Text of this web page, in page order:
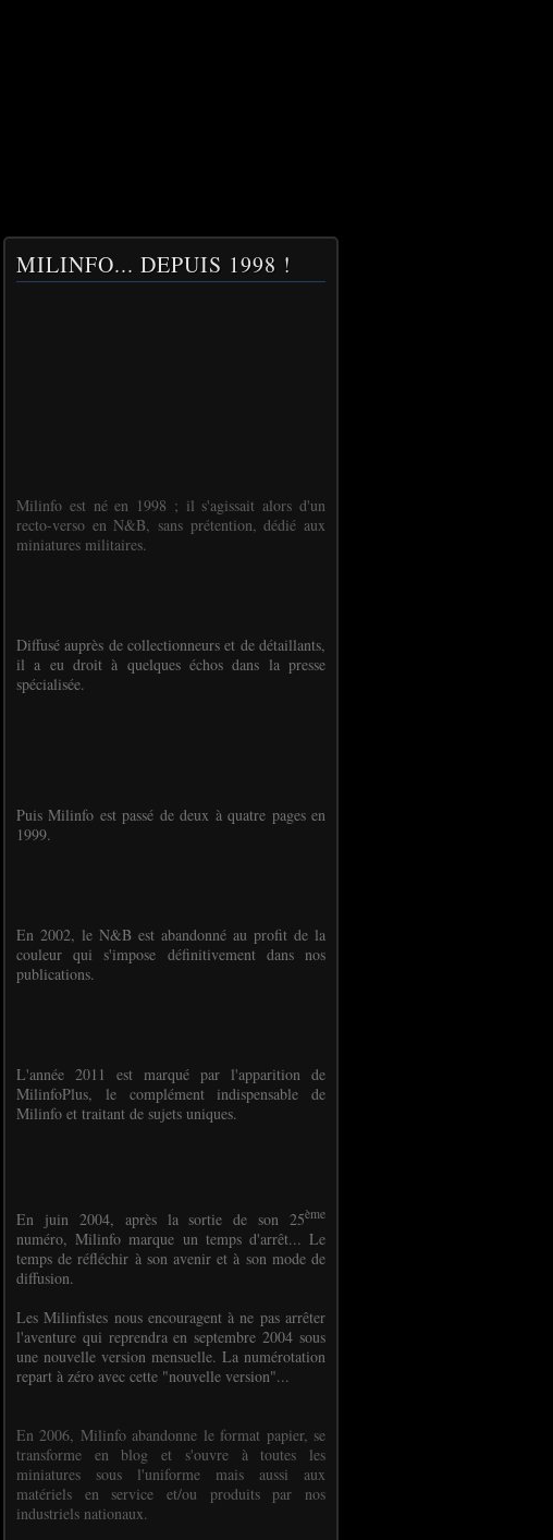
MILINFO... DEPUIS 1998 !
Milinfo est né en 1998 ; il s'agissait alors d'un
recto-verso en N&B, sans prétention, dédié aux
miniatures militaires.
Diffusé auprès de collectionneurs et de détaillants,
il a eu droit à quelques échos dans la presse
spécialisée.
Puis Milinfo est passé de deux à quatre pages en
1999.
En 2002, le N&B est abandonné au profit de la
couleur qui s'impose définitivement dans nos
publications.
L'année 2011 est marqué par l'apparition de
MilinfoPlus, le complément indispensable de
Milinfo et traitant de sujets uniques.
En juin 2004, après la sortie de son 25ème
numéro, Milinfo marque un temps d'arrêt... Le
temps de réfléchir à son avenir et à son mode de
diffusion.
Les Milinfistes nous encouragent à ne pas arrêter
l'aventure qui reprendra en septembre 2004 sous
une nouvelle version mensuelle. La numérotation
repart à zéro avec cette "nouvelle version"...
En 2006, Milinfo abandonne le format papier, se
transforme en blog et s'ouvre à toutes les
miniatures sous l'uniforme mais aussi aux
matériels en service et/ou produits par nos
industriels nationaux.